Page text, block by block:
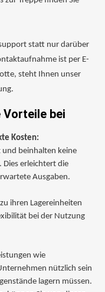
statt nur darüber
ist per E-
steht Ihnen unser
bei
Kosten:
beinhalten keine
Dies erleichtert die
Ausgaben.
ihren Lagereinheiten
bei der Nutzung
wie
nützlich sein
lagern müssen.